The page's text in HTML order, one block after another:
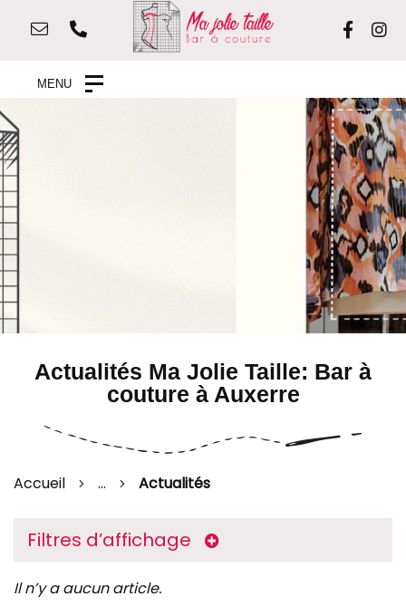
MENU
Actualités Ma Jolie Taille: Bar à
couture à Auxerre
Accueil ... Actualités
Filtres d’affichage
Il n’y a aucun article.